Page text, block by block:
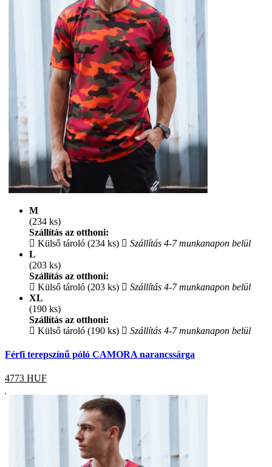
M
(234 ks)
Szállítás az otthoni:
Külső tároló (234 ks)
Szállítás 4-7 munkanapon belül
L
(203 ks)
Szállítás az otthoni:
Külső tároló (203 ks)
Szállítás 4-7 munkanapon belül
XL
(190 ks)
Szállítás az otthoni:
Külső tároló (190 ks)
Szállítás 4-7 munkanapon belül
Férfi terepszínű póló CAMORA narancssárga
4773 HUF